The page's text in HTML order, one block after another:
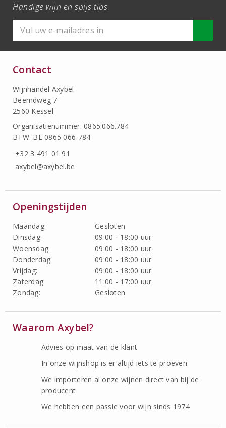
Handige wijn en spijs tips
Contact
Wijnhandel Axybel
Beemdweg 7
2560 Kessel
Organisatienummer: 0865.066.784
BTW: BE 0865 066 784
+32 3 491 01 91
axybel@axybel.be
Openingstijden
Maandag:
Gesloten
Dinsdag:
09:00 - 18:00 uur
Woensdag:
09:00 - 18:00 uur
Donderdag:
09:00 - 18:00 uur
Vrijdag:
09:00 - 18:00 uur
Zaterdag:
11:00 - 17:00 uur
Zondag:
Gesloten
Waarom Axybel?
Advies op maat van de klant
In onze wijnshop is er altijd iets te proeven
We importeren al onze wijnen direct van bij de
producent
We hebben een passie voor wijn sinds 1974